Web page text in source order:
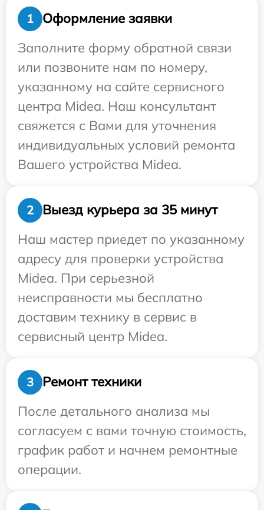
1
Оформление заявки
Заполните форму обратной связи
или позвоните нам по номеру,
указанному на сайте сервисного
центра Midea. Наш консультант
свяжется с Вами для уточнения
индивидуальных условий ремонта
Вашего устройства Midea.
2
Выезд курьера за 35 минут
Наш мастер приедет по указанному
адресу для проверки устройства
Midea. При серьезной
неисправности мы бесплатно
доставим технику в сервис в
сервисный центр Midea.
3
Ремонт техники
После детального анализа мы
согласуем с вами точную стоимость,
график работ и начнем ремонтные
операции.